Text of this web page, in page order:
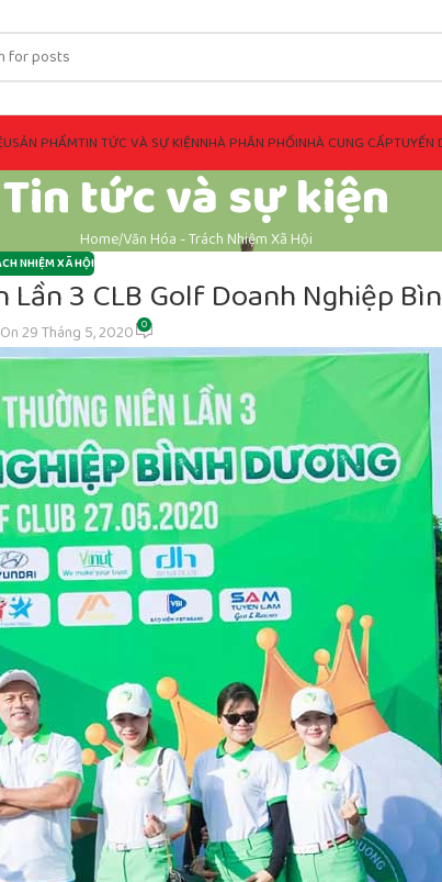
SẢN PHẨMTIN TỨC VÀ SỰ KIỆNNHÀ PHÂN PHỐINHÀ CUNG CẤPTUYỂN
Tin tức và sự kiện
Home Văn Hóa - Trách Nhiệm Xã Hội
NHIỆM XÃ HỘI
3 CLB Golf Doanh Nghiệp
On 29 Tháng 5, 2020 0